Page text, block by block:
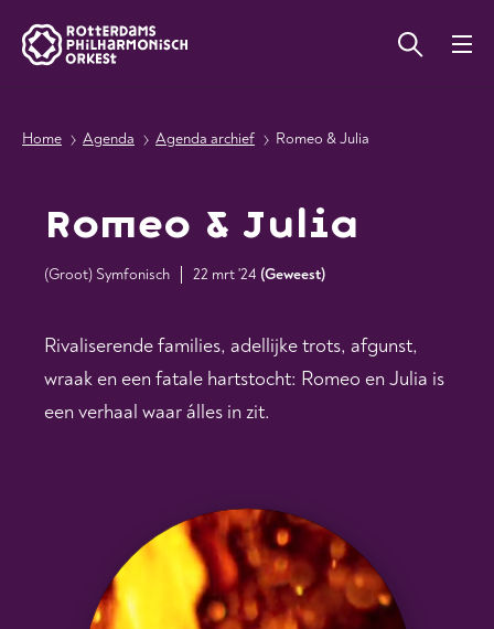
Home Agenda Agenda archief Romeo & Julia
Romeo & Julia
(Groot) Symfonisch 22 mrt '24 (Geweest)
Rivaliserende families, adellijke trots, afgunst,
wraak en een fatale hartstocht: Romeo en Julia is
een verhaal waar álles in zit.